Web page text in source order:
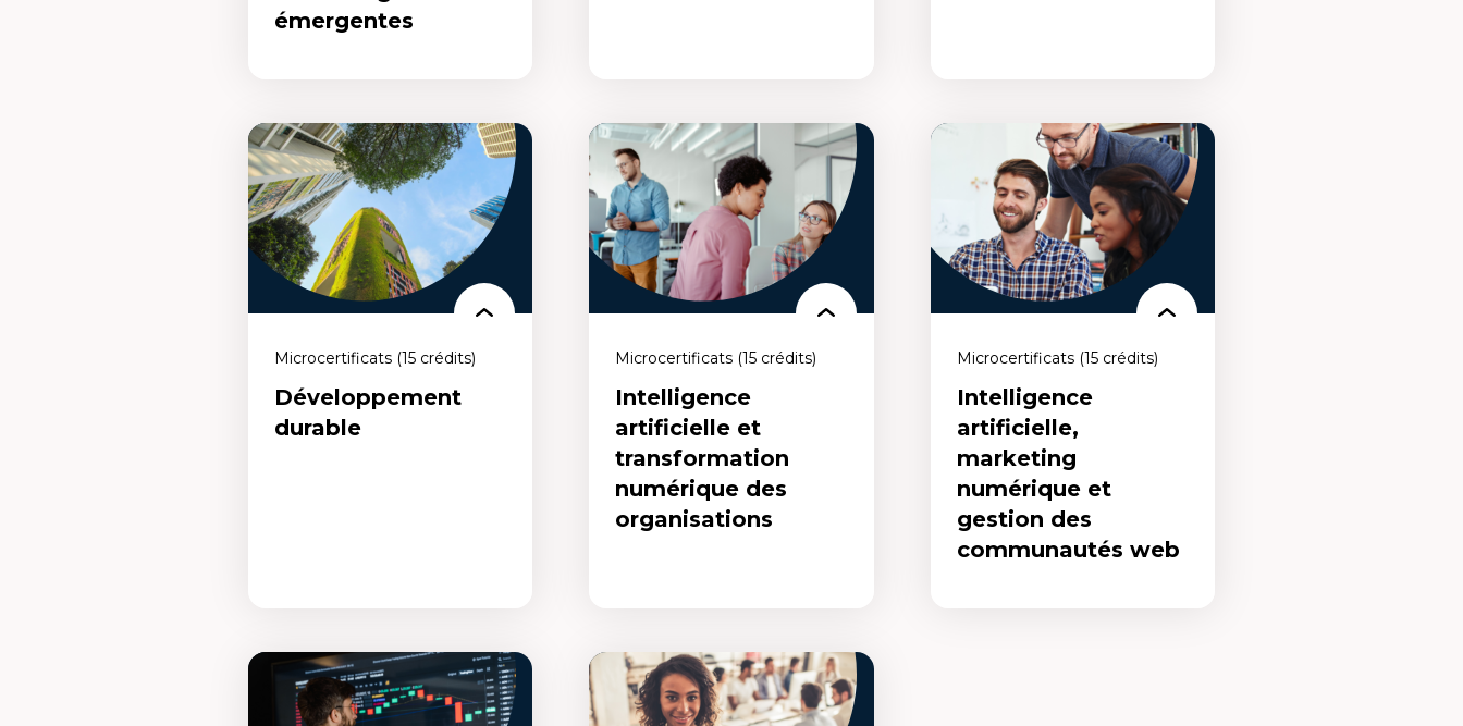
émergentes
pédagogique,
intelligence artificielle
et technologies
émergentes
Un microcertificat de 15 crédits qui vous
permet d'enseigner en salle de classe ou
de former en entreprise en tant que
leader dans la conception d'expériences
pédagogiques à l'ère numérique.
organismes
communautaires
Un microcertificat qui te permet de
développer des compétences en
planification stratégique, en gestion
financière, en gestion des ressources
humaines, en développement de
partenariats et de les appliquer à la
gestion d'organismes communautaires.
Entrepreneuriat social
Un microcertificat qui te permet de
créer, développer et gérer des
entreprises à impact ou vocation sociale
et environnementale.
Microcertificats (15 crédits)
Développement
durable
durable
Un microcertificat qui te permet de
comprendre les enjeux des
Microcertificats (15 crédits)
Intelligence
artificielle et
transformation
numérique des
organisations
et transformation
numérique des
organisations
Microcertificats (15 crédits)
Intelligence
artificielle,
marketing
numérique et
gestion des
communautés web